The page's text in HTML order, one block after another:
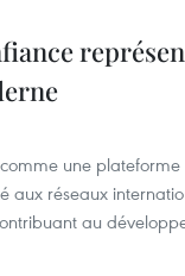
une
aux réseaux
au